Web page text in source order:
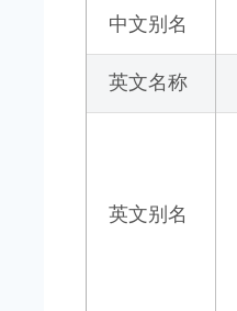
中文别名
英文名称
英文别名